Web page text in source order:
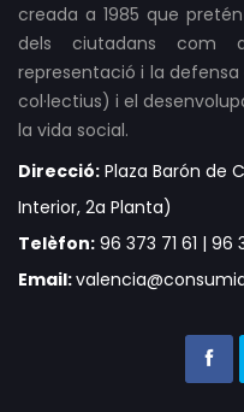
creada a 1985 que
dels ciutadans com
representació i la defensa
col·lectius) i el
la vida social.
Direcció: Plaza Barón de
Interior, 2a Planta)
Telèfon: 96 373 71 61 | 96
Email: